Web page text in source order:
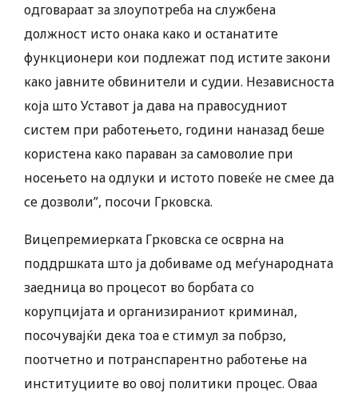
одговараат за злоупотреба на службена
должност исто онака како и останатите
функционери кои подлежат под истите закони
како јавните обвинители и судии. Независноста
која што Уставот ја дава на правосудниот
систем при работењето, години наназад беше
користена како параван за самоволие при
носењето на одлуки и истото повеќе не смее да
се дозволи”, посочи Грковска.
Вицепремиерката Грковска се осврна на
поддршката што ја добиваме од меѓународната
заедница во процесот во борбата со
корупцијата и организираниот криминал,
посочувајќи дека тоа е стимул за побрзо,
поотчетно и потранспарентно работење на
институциите во овој политики процес. Оваа